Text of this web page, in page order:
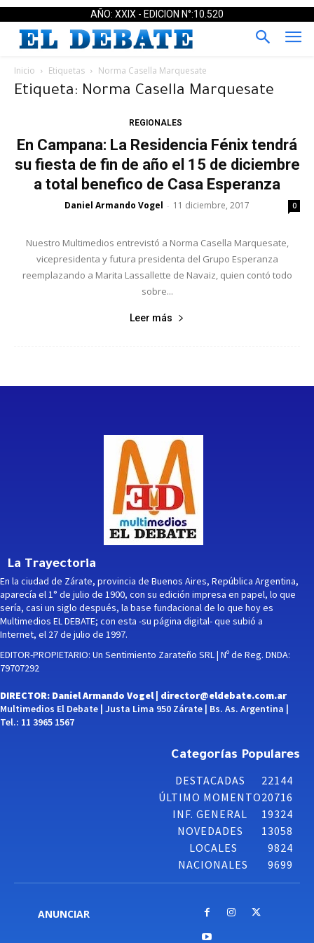
AÑO: XXIX - EDICION N°:10.520
Inicio Etiquetas Norma Casella Marquesate
Etiqueta: Norma Casella Marquesate
REGIONALES
En Campana: La Residencia Fénix tendrá
su fiesta de fin de año el 15 de diciembre
a total benefico de Casa Esperanza
Daniel Armando Vogel - 11 diciembre, 2017 0
Nuestro Multimedios entrevistó a Norma Casella Marquesate,
vicepresidenta y futura presidenta del Grupo Esperanza
reemplazando a Marita Lassallette de Navaiz, quien contó todo
sobre...
Leer más
La Trayectoria
En la ciudad de Zárate, provincia de Buenos Aires, República Argentina,
aparecía el 1° de julio de 1900, con su edición impresa en papel, lo que
sería, casi un siglo después, la base fundacional de lo que hoy es
Multimedios EL DEBATE; con esta -su página digital- que subió a
Internet, el 27 de julio de 1997.
EDITOR-PROPIETARIO: Un Sentimiento Zarateño SRL | Nº de Reg. DNDA:
79707292
DIRECTOR: Daniel Armando Vogel | director@eldebate.com.ar
Multimedios El Debate | Justa Lima 950 Zárate | Bs. As. Argentina |
Tel.: 11 3965 1567
Categorías Populares
DESTACADAS
22144
ÚLTIMO MOMENTO20716
INF. GENERAL
19324
NOVEDADES
13058
LOCALES
9824
NACIONALES
9699
ANUNCIAR